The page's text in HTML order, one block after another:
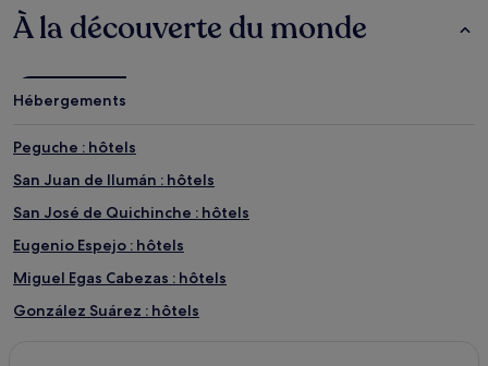
À la découverte du monde
Hébergements
Peguche : hôtels
San Juan de Ilumán : hôtels
San José de Quichinche : hôtels
Eugenio Espejo : hôtels
Miguel Egas Cabezas : hôtels
González Suárez : hôtels